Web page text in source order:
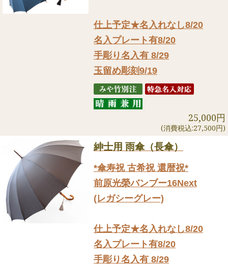
仕上予定★名入れなし8/20
名入プレート有8/20
手彫り名入有 8/29
玉留め彫刻9/19
25,000円
(消費税込:27,500円)
紳士用 雨傘（長傘）
*傘寿祝 古希祝 還暦祝*
前原光榮バンブー16Next
(レガシーグレー)
仕上予定★名入れなし8/20
名入プレート有8/20
手彫り名入有 8/29